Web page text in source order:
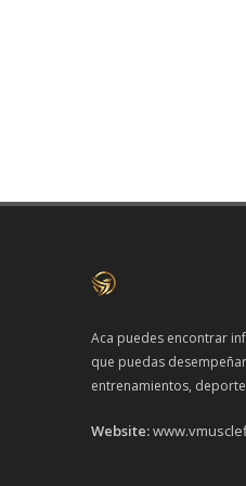
Aca puedes encontrar
que puedas
entrenamientos,
Website: